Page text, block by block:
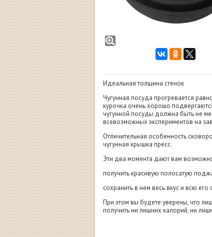
Идеальная толщина стенок
Чугунная посуда прогревается
курочка очень хорошо
чугунной посуды должна быть не
всевозможных экспериментов на
Отличительная особенность
чугунная крышка пресс.
Эти два момента дают вам
получить красивую полосатую
сохранить в нем весь вкус и всю его
При этом вы будете уверены, что
получить ни лишних калорий, ни